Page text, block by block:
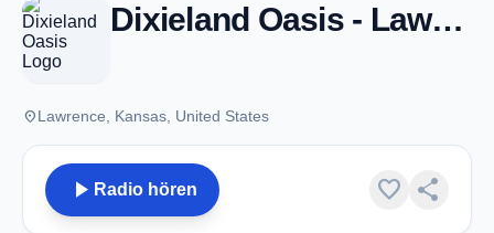
Dixieland Oasis - Lawrence, KS
placeLawrence, Kansas, United States
play_arrow Radio hören favorite share